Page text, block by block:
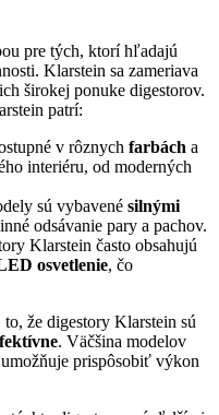
pre tých, ktorí hľadajú
Klarstein sa zameriava
širokej ponuke digestorov.
patrí:
v rôznych farbách a
interiéru, od moderných
sú vybavené silnými
odsávanie pary a pachov.
Klarstein často obsahujú
osvetlenie, čo
že digestory Klarstein sú
. Väčšina modelov
prispôsobiť výkon